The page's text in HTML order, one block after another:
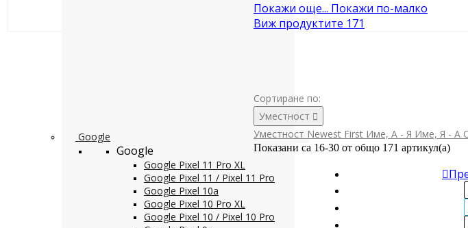
Google
Google
Google Pixel 11 Pro XL
Google Pixel 11 / Pixel 11 Pro
Google Pixel 10a
Google Pixel 10 Pro XL
Google Pixel 10 / Pixel 10 Pro
Покажи още... Покажи по-малко
Виж продуктите 171
Сортиране по:
Уместност 
Уместност Newest First Име, А - Я Име, Я - А
Показани са 16-30 от общо 171 артикул(а)
